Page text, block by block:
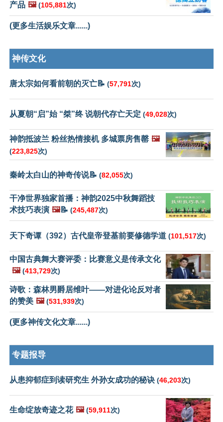
产品 🖼️ (105,881次)
(更多生活娱乐文章......)
神传文化
唐太宗如何看前朝的灭亡📝 (57,791次)
从夏朝“启”始 “桀”终 说朝代存亡天定 (49,028次)
神韵抵波兰 粉丝热情接机 多城票房售罄 🖼️
(223,825次)
秦岭太白山的神奇传说📝 (82,055次)
干净世界独家首播：神韵2025中秋舞蹈技
术技巧表演 🖼️📝 (245,487次)
天下奇谭（392）古代皇帝登基前要修德学道 (101,517次)
中国古典舞大赛评委：比赛意义是传承文化
🖼️ (413,729次)
诗歌：森林男爵居维叶——对进化论反对者
的赞美 🖼️ (531,939次)
(更多神传文化文章......)
专题报导
从患抑郁症到读研究生 外孙女成功的秘诀 (46,203次)
生命绽放奇迹之花 🖼️ (59,911次)